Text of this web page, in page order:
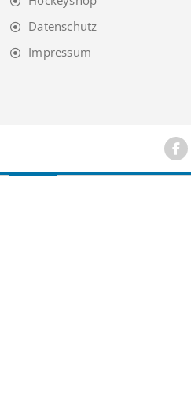
Datenschutz
Impressum